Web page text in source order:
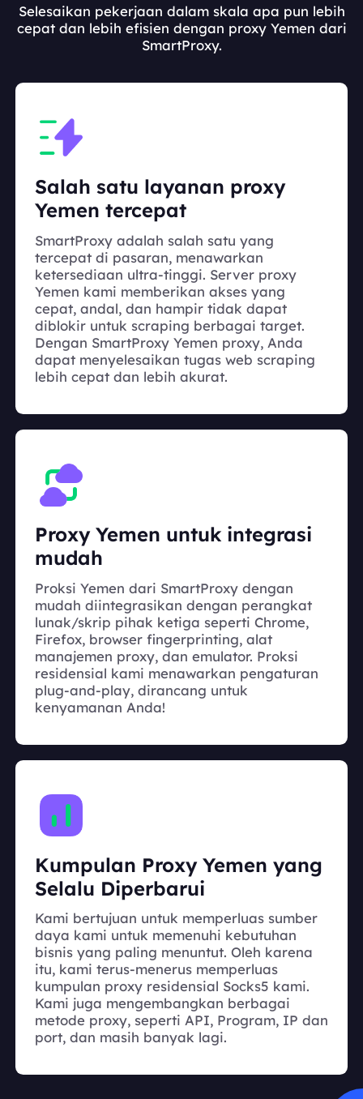
Selesaikan pekerjaan dalam skala apa pun lebih
cepat dan lebih efisien dengan proxy Yemen dari
SmartProxy.
Salah satu layanan proxy
Yemen tercepat
SmartProxy adalah salah satu yang
tercepat di pasaran, menawarkan
ketersediaan ultra-tinggi. Server proxy
Yemen kami memberikan akses yang
cepat, andal, dan hampir tidak dapat
diblokir untuk scraping berbagai target.
Dengan SmartProxy Yemen proxy, Anda
dapat menyelesaikan tugas web scraping
lebih cepat dan lebih akurat.
Proxy Yemen untuk integrasi
mudah
Proksi Yemen dari SmartProxy dengan
mudah diintegrasikan dengan perangkat
lunak/skrip pihak ketiga seperti Chrome,
Firefox, browser fingerprinting, alat
manajemen proxy, dan emulator. Proksi
residensial kami menawarkan pengaturan
plug-and-play, dirancang untuk
kenyamanan Anda!
Kumpulan Proxy Yemen yang
Selalu Diperbarui
Kami bertujuan untuk memperluas sumber
daya kami untuk memenuhi kebutuhan
bisnis yang paling menuntut. Oleh karena
itu, kami terus-menerus memperluas
kumpulan proxy residensial Socks5 kami.
Kami juga mengembangkan berbagai
metode proxy, seperti API, Program, IP dan
port, dan masih banyak lagi.